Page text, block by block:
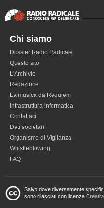
Chi siamo
Dossier Radio Radicale
Questo sito
L'Archivio
Redazione
La musica da Requiem
Infrastruttura informatica
Contattaci
Dati societari
Organismo di Vigilanza
Whistleblowing
FAQ
Salvo dove diversamente
sono rilasciati con licenza